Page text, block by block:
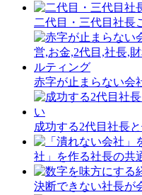
二代目・三代目社長
赤字が止まらない会
成功する2代目社長
社」を作る社長の共
決断できない社長が